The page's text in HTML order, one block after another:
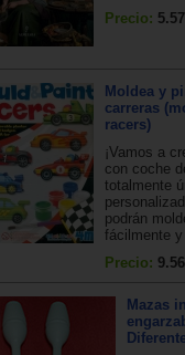
Precio:
Moldea y
carreras
racers)
¡Vamos a
con coche
totalmente
podrán
fácilmente
Precio:
Mazas